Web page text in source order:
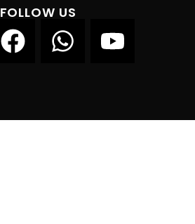
FOLLOW US